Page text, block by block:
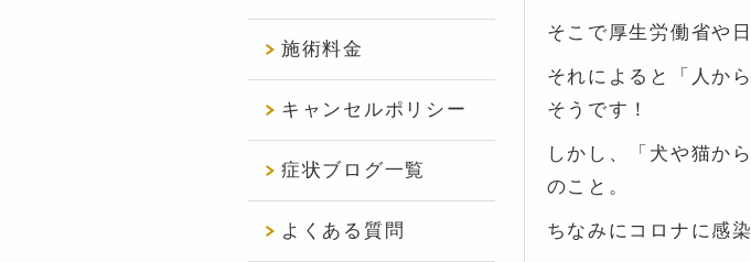
そこで厚生労働省や
それによると「人か
そうです！
しかし、「犬や猫か
のこと。
ちなみにコロナに感
施術料金
キャンセルポリシー
症状ブログ一覧
よくある質問